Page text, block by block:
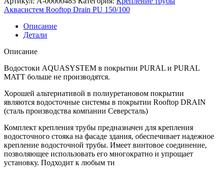
Аквасистем Rooftop Drain PU 150/100
Описание
Детали
Описание
Водостоки AQUASYSTEM в покрытии PURAL и PURAL
MATT больше не производятся.
Хорошей альтернативой в полиуретановом покрытии
являются водосточные системы в покрытии Rooftop DRAIN
(сталь производства компании Северсталь)
Комплект крепления трубы предназначен для крепления
водосточного стояка на фасаде здания, обеспечивает надежное
крепление водосточной трубы. Имеет винтовое соединение,
позволяющее использовать его многократно и упрощает
установку. Подходит к любым ти